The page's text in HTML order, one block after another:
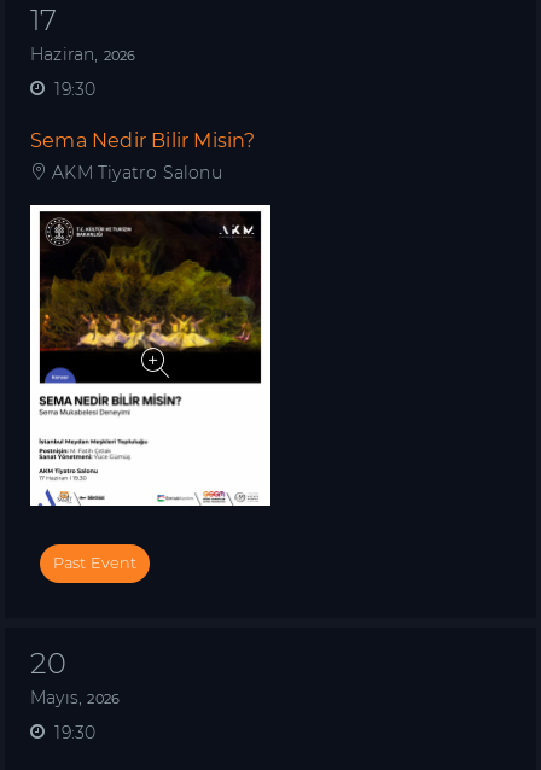
17
Haziran, 2026
19:30
Sema Nedir Bilir Misin?
AKM Tiyatro Salonu
Past Event
20
Mayıs,2026
19:30